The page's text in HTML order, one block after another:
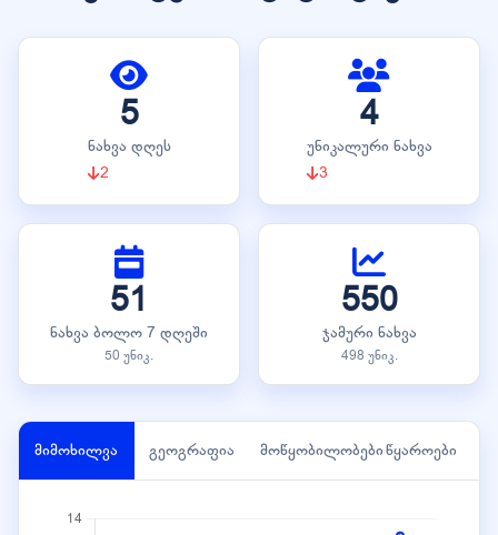
5
ნახვა დღეს
2
4
უნიკალური ნახვა
3
51
ნახვა ბოლო 7 დღეში
50 უნიკ.
550
ჯამური ნახვა
498 უნიკ.
მიმოხილვა გეოგრაფია მოწყობილობებიწყაროები